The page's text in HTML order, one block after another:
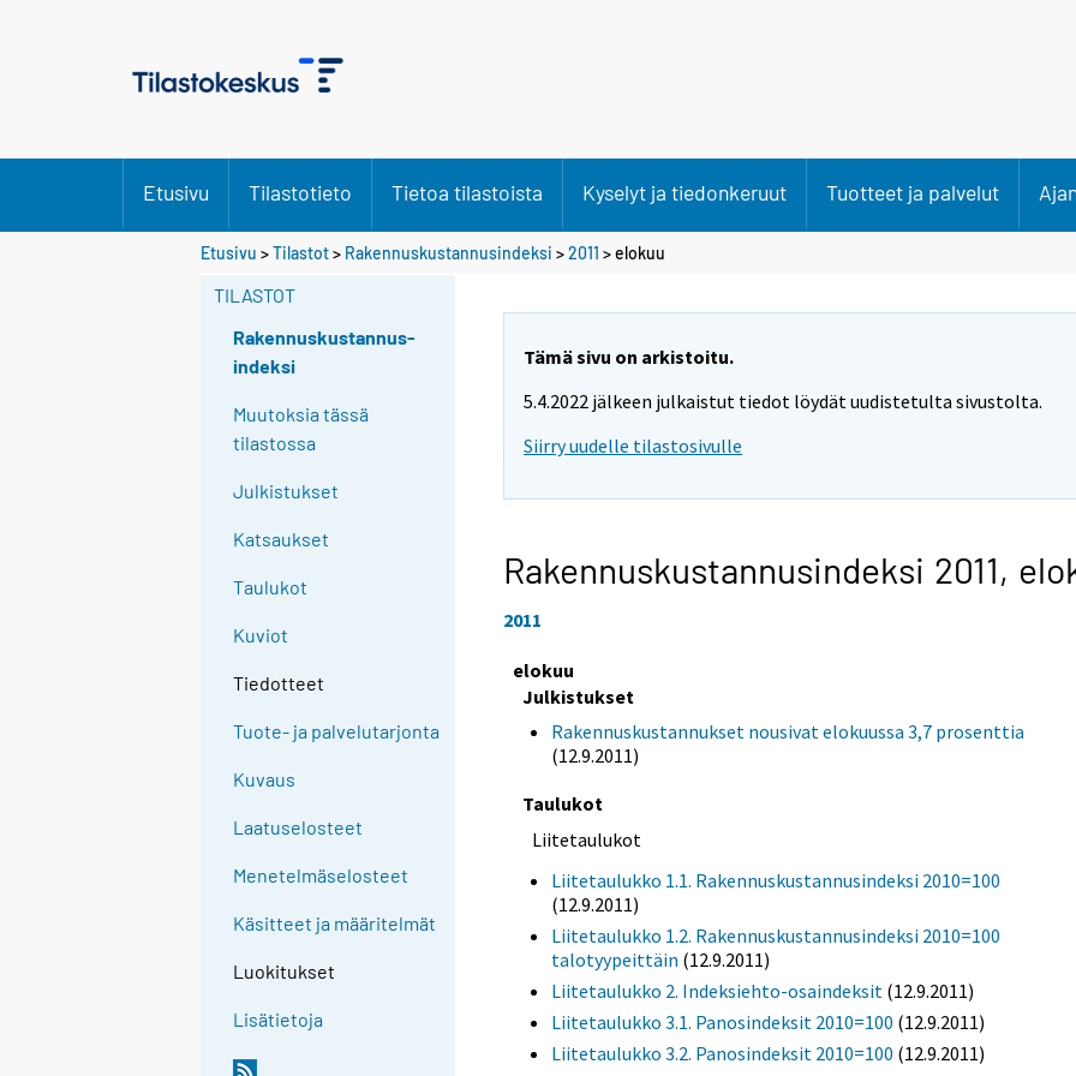
Etusivu Tilastotieto Tietoa tilastoista Kyselyt ja tiedonkeruut Tuotteet ja palvelut
Etusivu >Tilastot> Rakennuskustannusindeksi >2011 >elokuu
TILASTOT
Rakennuskustannus-
indeksi
Muutoksia tässä
tilastossa
Julkistukset
Katsaukset
Taulukot
Kuviot
Tiedotteet
Tuote- ja palvelutarjonta
Kuvaus
Laatuselosteet
Menetelmäselosteet
Käsitteet ja määritelmät
Luokitukset
Lisätietoja
Tämä sivu on arkistoitu.
5.4.2022 jälkeen julkaistut tiedot löydät uudistetulta sivustolta.
Siirry uudelle tilastosivulle
Rakennuskustannusindeksi 2011,
2011
elokuu
Julkistukset
Rakennuskustannukset nousivat elokuussa 3,7 prosenttia
(12.9.2011)
Taulukot
Liitetaulukot
Liitetaulukko 1.1. Rakennuskustannusindeksi 2010=100
(12.9.2011)
Liitetaulukko 1.2. Rakennuskustannusindeksi 2010=100
talotyypeittäin (12.9.2011)
Liitetaulukko 2. Indeksiehto-osaindeksit (12.9.2011)
Liitetaulukko 3.1. Panosindeksit 2010=100 (12.9.2011)
Liitetaulukko 3.2. Panosindeksit 2010=100 (12.9.2011)